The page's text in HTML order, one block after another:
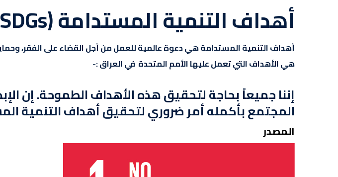
أهداف التنمية المستدامة (SDGs).
أهداف التنمية المستدامة هي دعوة عالمية للعمل من أجل القضاء على الفقر،
هي الأهداف التي تعمل عليها الأمم المتحدة في العراق :-
إننا جميعاً بحاجة لتحقيق هذه الأهداف الطموحة. إن
المجتمع بأكمله أمر ضروري لتحقيق أهداف التنمية
المصدر